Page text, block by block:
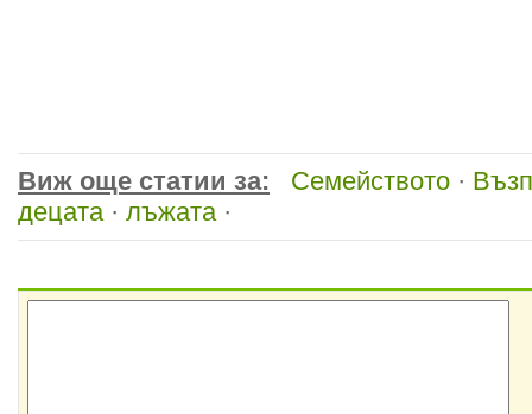
Виж още статии за: Семейството ·
децата· лъжата·